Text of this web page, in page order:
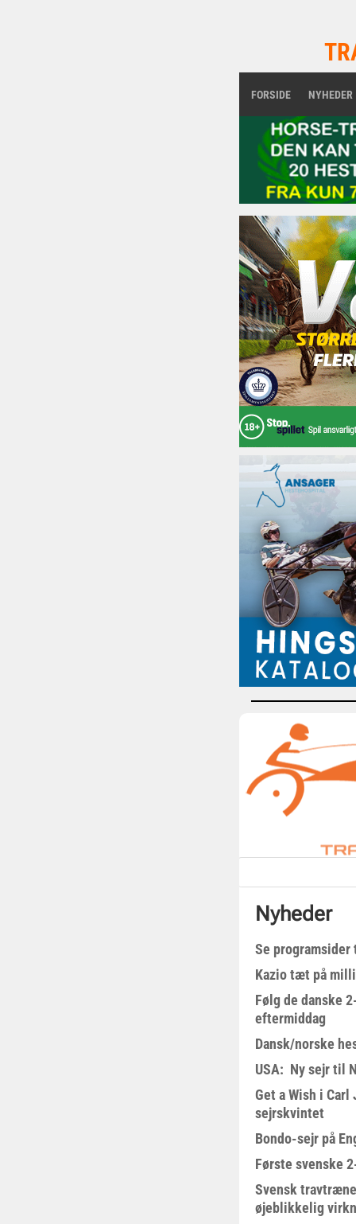
FORSIDE NYHEDER
Nyheder
Se
Kazio tæt på
Følg de danske
eftermiddag
Dansk/norske
USA: Ny sejr til
Get a Wish i Carl
sejrskvintet
Bondo-sejr på
Første svenske
Svensk
øjeblikkelig